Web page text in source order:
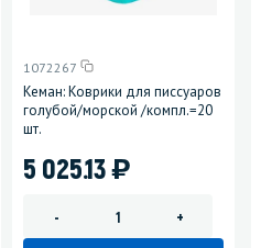
1072267
Кеман: Коврики для писсуаров
голубой/морской /компл.=20
шт.
5 025.13)
- +